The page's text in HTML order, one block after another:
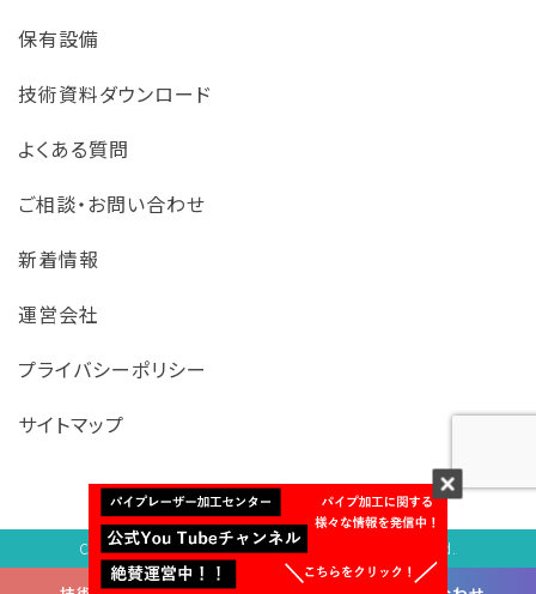
保有設備
技術資料ダウンロード
よくある質問
ご相談・お問い合わせ
新着情報
運営会社
プライバシーポリシー
サイトマップ
Copyright © 株式会社イワサキ All Rights Reserved.